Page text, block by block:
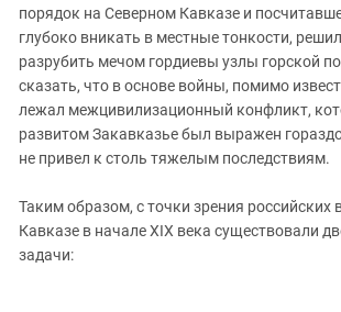
порядок на Северном Кавказе и
глубоко вникать в местные тонкости,
разрубить мечом гордиевы узлы горской
сказать, что в основе войны, помимо
лежал межцивилизационный конфликт,
развитом Закавказье был выражен
не привел к столь тяжелым последствиям.
Таким образом, с точки зрения российских
Кавказе в начале XIX века существовали
задачи: